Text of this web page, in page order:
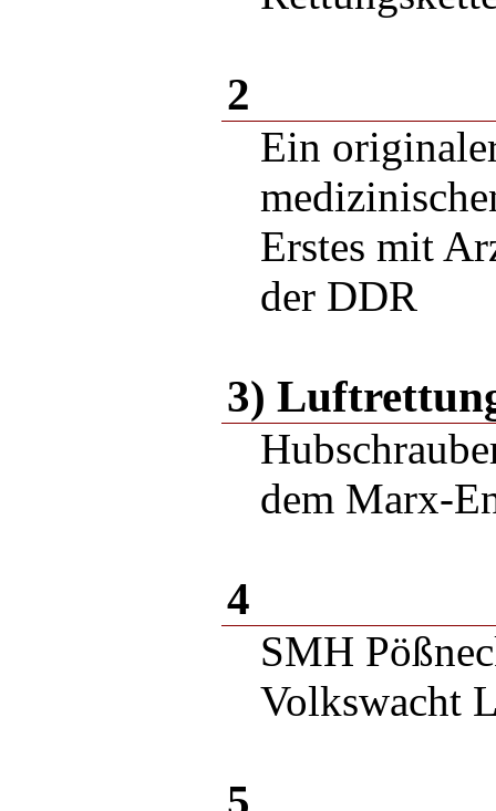
2
Ein
Erstes mit
der DDR
3)
dem Marx-
4
SMH
Volkswacht